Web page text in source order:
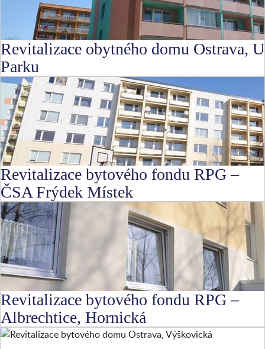
Revitalizace obytného domu Ostrava, U
Parku
Revitalizace bytového fondu RPG –
ČSA Frýdek Místek
Revitalizace bytového fondu RPG –
Albrechtice, Hornická